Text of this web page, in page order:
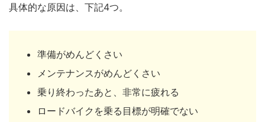
具体的な原因は、下記4つ。
準備がめんどくさい
メンテナンスがめんどくさい
乗り終わったあと、非常に疲れる
ロードバイクを乗る目標が明確でない